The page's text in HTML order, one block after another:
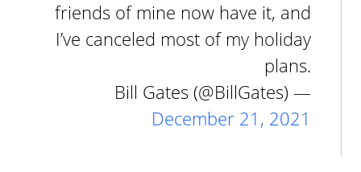
friends of mine now have it, and
I’ve canceled most of my holiday
plans.
— Bill Gates (@BillGates)
December 21, 2021